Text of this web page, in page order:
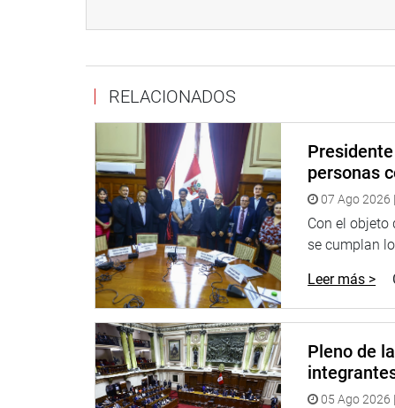
así como un porcentaje de tierras sin cultivar,
asegurar las la continuidad y presencia del
que impiden que la población desarrolle
OFICINA DE COMUNICACIONES E IMAGEN
RELACIONADOS
personas
07 Ago 2026
Con el objeto
se cumplan
Leer más >
Pleno de
05 Ago 2026